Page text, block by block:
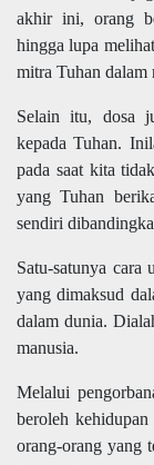
akhir ini, orang
hingga lupa
mitra Tuhan
Selain itu, dosa
kepada Tuhan.
pada saat kita
yang Tuhan
sendiri
Satu-satunya cara
yang dimaksud
dalam dunia.
manusia.
Melalui
beroleh
orang-orang yang